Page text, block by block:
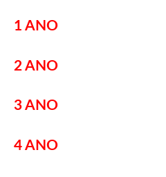
1 ANO
2 ANO
3 ANO
4 ANO